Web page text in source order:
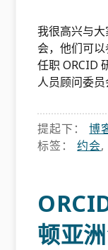
我很高兴与
会，他们可
任职 ORCID
人员顾问委
提起下：博
标签：约会,
顿亚